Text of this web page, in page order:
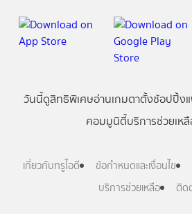
วันนี้ดูสิทธิพิเศษอ่านเกมตาตั้งช้อปปิ้ง
คอมมูนิตี้บริการช่วยเห
เกี่ยวกับทรูไอดี ข้อกำหนดและเงื่อนไข
บริการช่วยเหลือ
ติด